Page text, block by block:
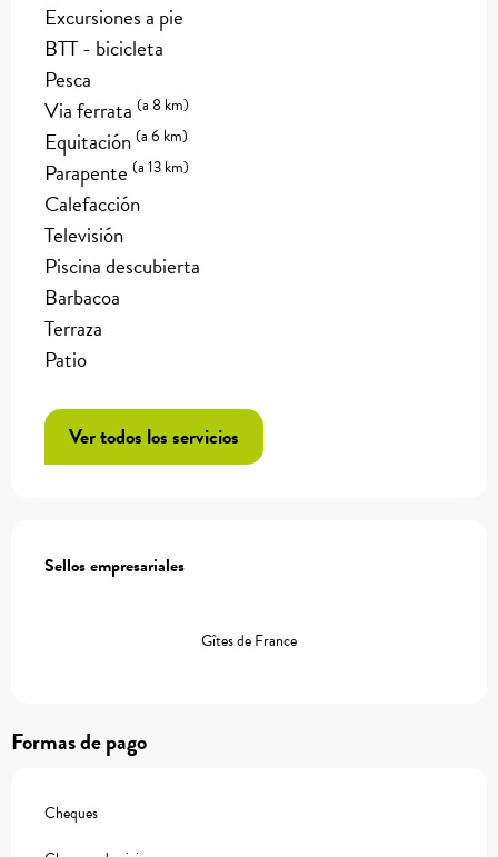
Excursiones a pie
BTT - bicicleta
Pesca
Via ferrata (a 8 km)
Equitación(a 6 km)
Parapente (a 13 km)
Calefacción
Televisión
Piscina descubierta
Barbacoa
Terraza
Patio
Ver todos los servicios
Sellos empresariales
Sellos empresariales
Gîtes de France
Formas de pago
Cheques